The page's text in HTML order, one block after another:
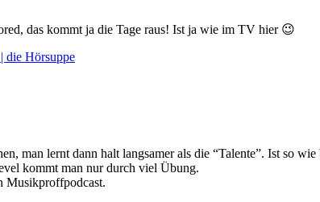
das kommt ja die Tage raus! Ist ja wie im TV hier 😉
die Hörsuppe
man lernt dann halt langsamer als die “Talente”. Ist so
kommt man nur durch viel Übung.
Musikproffpodcast.